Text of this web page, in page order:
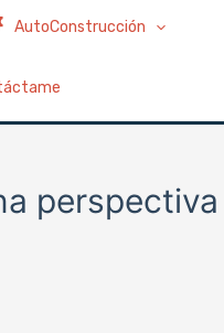
AutoConstrucción
perspectiva